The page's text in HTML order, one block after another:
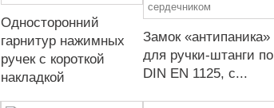
Односторонний
гарнитур нажимных
ручек с короткой
накладкой
Замок «антипаника»
для ручки-штанги по
DIN EN 1125, с...